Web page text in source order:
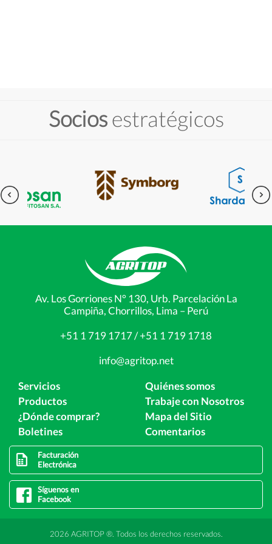
Sociosestratégicos
Av. Los Gorriones N° 130, Urb. Parcelación La
Campiña, Chorrillos, Lima – Perú
+51 1 719 1717 / +51 1 719 1718
info@agritop.net
Servicios
Productos
¿Dónde comprar?
Boletines
Quiénes somos
Trabaje con Nosotros
Mapa del Sitio
Comentarios
Facturación
Electrónica
Síguenos en
Facebook
2026 AGRITOP ®. Todos los derechos reservados.